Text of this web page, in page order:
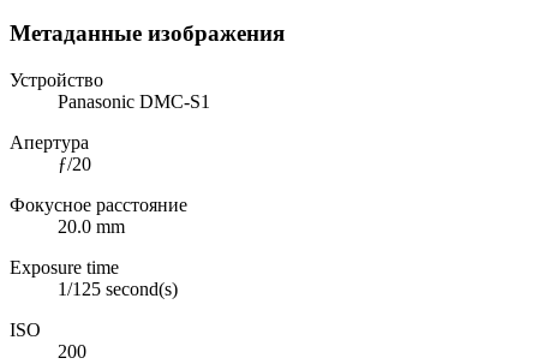
Метаданные изображения
Устройство
Panasonic DMC-S1
Апертура
ƒ/20
Фокусное расстояние
20.0 mm
Exposure time
1/125 second(s)
ISO
200